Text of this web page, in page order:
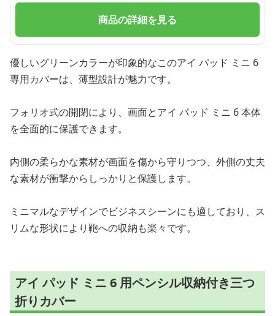
商品の詳細を見る
優しいグリーンカラーが印象的なこのアイ パッド ミニ 6
専用カバーは、薄型設計が魅力です。
フォリオ式の開閉により、画面とアイ パッド ミニ 6 本体
を全面的に保護できます。
内側の柔らかな素材が画面を傷から守りつつ、外側の丈夫
な素材が衝撃からしっかりと保護します。
ミニマルなデザインでビジネスシーンにも適しており、ス
リムな形状により鞄への収納も楽々です。
アイ パッド ミニ 6 用ペンシル収納付き三つ
折りカバー